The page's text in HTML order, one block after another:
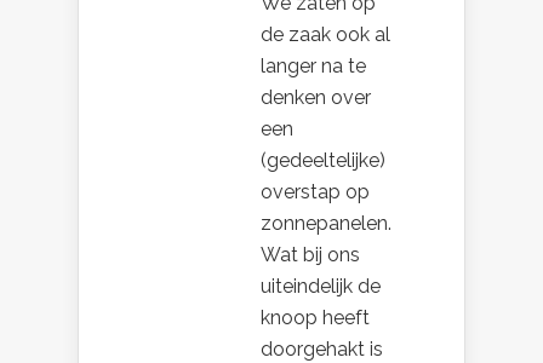
de zaak ook al
langer na te
denken over
een
(gedeeltelijke)
overstap op
zonnepanelen.
Wat bij ons
uiteindelijk de
knoop heeft
doorgehakt is